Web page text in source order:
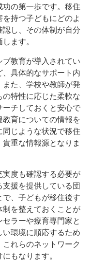
の第一歩です。移住
持つ子どもにどのよ
し、その体制が自分
ます。
教育が導入されてい
具体的なサポート内
た、学校や教師が発
特性に応じた柔軟な
チしておくと安心で
育についての情報を
じような状況で移住
重な情報源となりま
度も確認する必要が
援を提供している団
、子どもが移住後す
制を整えておくことが
ラーや療育専門家と
環境に順応するため
れらのネットワーク
もなります。